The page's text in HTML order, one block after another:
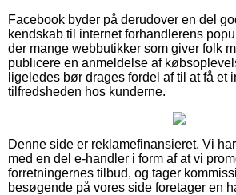
Facebook byder på derudover en del
kendskab til internet forhandlerens
der mange webbutikker som giver folk
publicere en anmeldelse af
ligeledes bør drages fordel af til at få et
tilfredsheden hos kunderne.
Denne side er reklamefinansieret. Vi
med en del e-handler i form af at vi
forretningernes tilbud, og tager
besøgende på vores side foretager en